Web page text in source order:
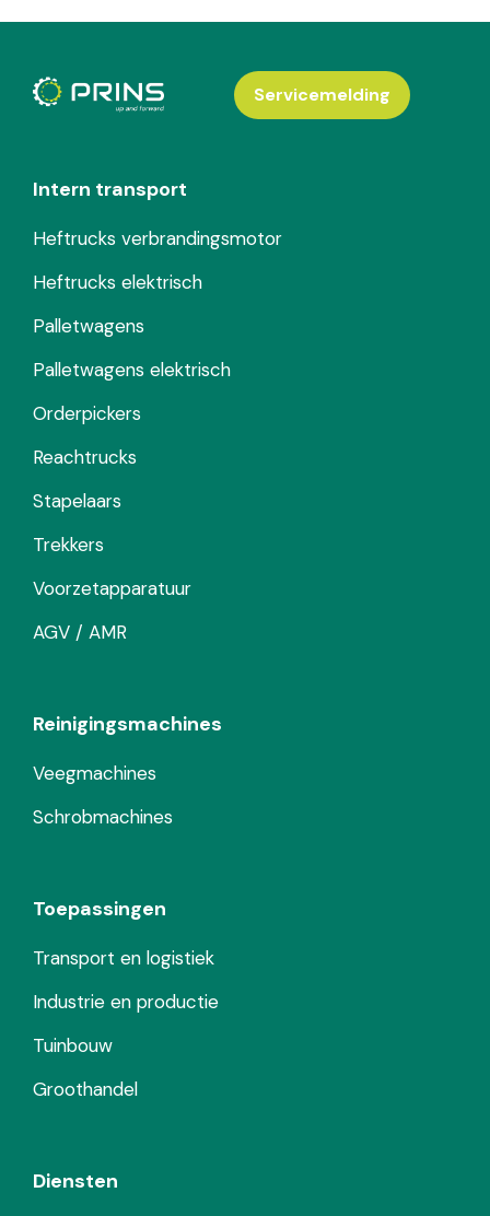
Intern transport
Heftrucks verbrandingsmotor
Heftrucks elektrisch
Palletwagens
Palletwagens elektrisch
Orderpickers
Reachtrucks
Stapelaars
Trekkers
Voorzetapparatuur
AGV / AMR
Reinigingsmachines
Veegmachines
Schrobmachines
Toepassingen
Transport en logistiek
Industrie en productie
Tuinbouw
Groothandel
Diensten
Servicemelding